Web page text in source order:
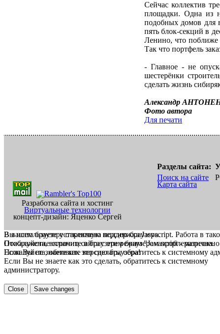
Сейчас коллектив
площадки. Одна из
подобных домов для
пять блок-секций в
Ленино, что
Так что портфель
- Главное - не
шестерёнки
сделать жизнь
Александр
Фото автора
Для печати
Разработка сайта и хостинг
Виртуальные технологии
концепт-дизайн: Яценко Сергей
Разделы сайта:
Поиск на сайте
Карта сайта
В вашем браузере отключена поддержка Jasvscript. Работа в
Пожалуйста, включите в браузере режим "Javascript -
Если Вы не знаете как это сделать, обратитесь к системному
Вы используете устаревшую версию браузера.
Отображение страниц сайта с этим браузером проблематична.
Пожалуйста, обновите версию браузера!
Если Вы не знаете как это сделать, обратитесь к системному
администратору.
Close Save changes